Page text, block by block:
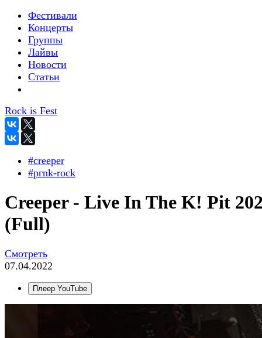
Фестивали
Концерты
Группы
Лайвы
Новости
Статьи
Rock is Fest
#creeper
#pгnk-roсk
Creeper - Live In The K! Pit
(Full)
Смотреть
07.04.2022
Плеер YouTube